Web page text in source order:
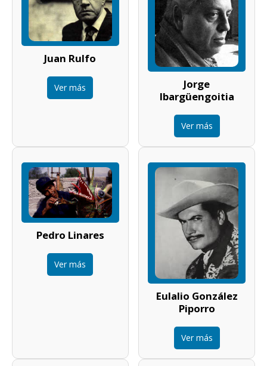
Juan Rulfo
Ver más
Jorge
Ibargüengoitia
Ver más
Pedro Linares
Ver más
Eulalio González
Piporro
Ver más